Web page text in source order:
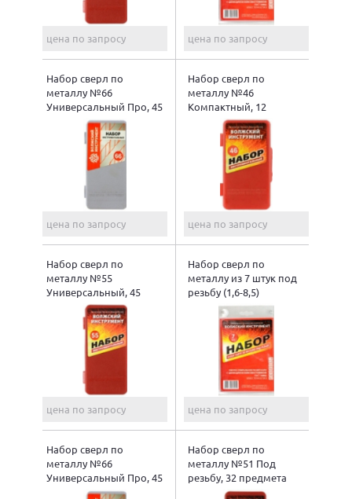
цена по запросу цена по запросу
Набор сверл по
металлу №66
Универсальный Про, 45
предметов
цена по запросу
Набор сверл по
металлу №46
Компактный, 12
предметов
цена по запросу
Набор сверл по
металлу №55
Универсальный, 45
предметов
цена по запросу
Набор сверл по
металлу из 7 штук под
резьбу (1,6-8,5)
цена по запросу
Набор сверл по
металлу №66
Универсальный Про, 45
предметов
Набор сверл по
металлу №51 Под
резьбу, 32 предмета